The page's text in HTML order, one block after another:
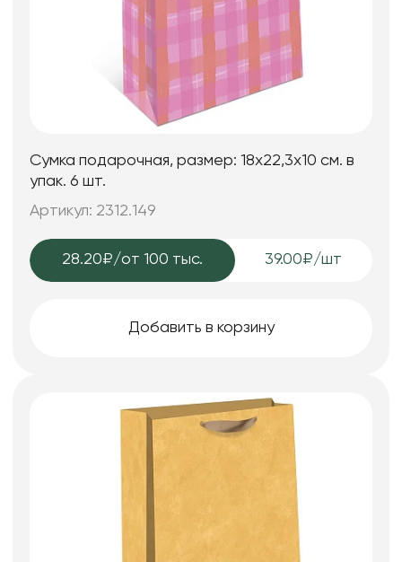
Сумка подарочная, размер: 18х22,3х10 см. в
упак. 6 шт.
Артикул: 2312.149
28.20₽/от 100 тыс. 39.00₽/шт
Добавить в корзину